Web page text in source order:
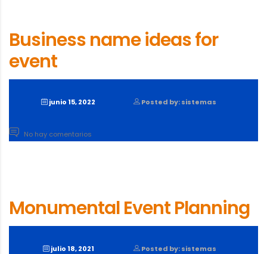
Business name ideas for
event
junio 15, 2022 Posted by: sistemas
No hay comentarios
Monumental Event Planning
julio 18, 2021 Posted by: sistemas